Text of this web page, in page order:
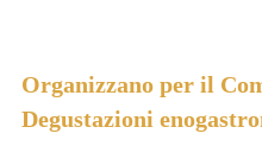
Organizzano per il
Degustazioni